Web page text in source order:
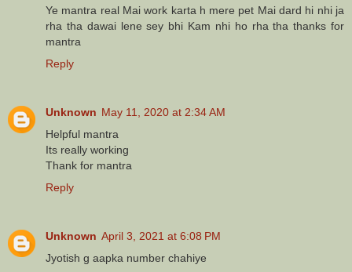
Ye mantra real Mai work karta h mere pet Mai dard hi nhi ja
rha tha dawai lene sey bhi Kam nhi ho rha tha thanks for
mantra
Reply
Unknown May 11, 2020 at 2:34 AM
Helpful mantra
Its really working
Thank for mantra
Reply
Unknown April 3, 2021 at 6:08 PM
Jyotish g aapka number chahiye